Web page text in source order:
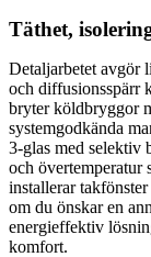
Täthet,
Detaljarbetet avgör
och diffusionsspärr
bryter köldbryggor
systemgodkända
3-glas med selektiv
och övertemperatur
installerar
om du önskar en
energieffektiv
komfort.